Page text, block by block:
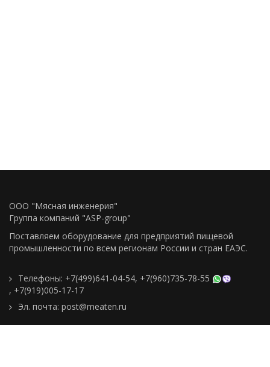
ООО "Мясная инженерия"
Группа компаний "ASP-group"
Поставляем оборудование для предприятий пищевой
промышленности по всем регионам Росcии и стран ЕАЭС.
Телефоны: +7(499)641-04-54, +7(960)735-78-55
, +7(919)005-17-17
Эл. почта: post@meaten.ru